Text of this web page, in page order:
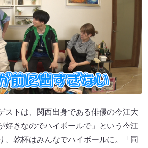
ストは、関西出身である俳優の今江大
好きなのでハイボールで」という今江
、乾杯はみんなでハイボールに。「同